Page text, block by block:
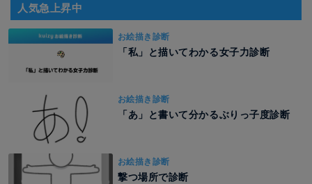
人気急上昇中
お絵描き診断
「私」と描いてわかる女子力診断
お絵描き診断
「あ」と書いて分かるぶりっ子度診断
お絵描き診断
撃つ場所で診断